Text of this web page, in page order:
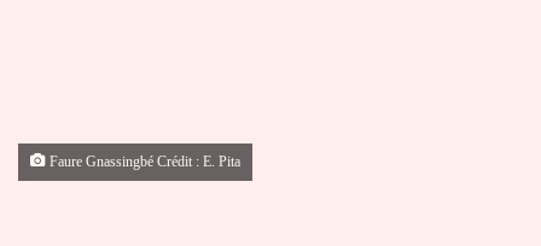
Faure Gnassingbé Crédit : E. Pita